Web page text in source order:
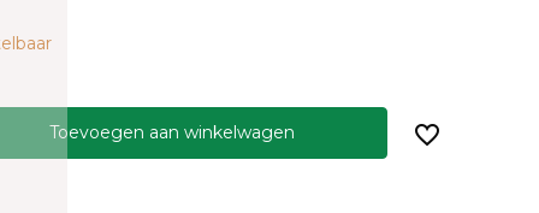
Toevoegen aan winkelwagen